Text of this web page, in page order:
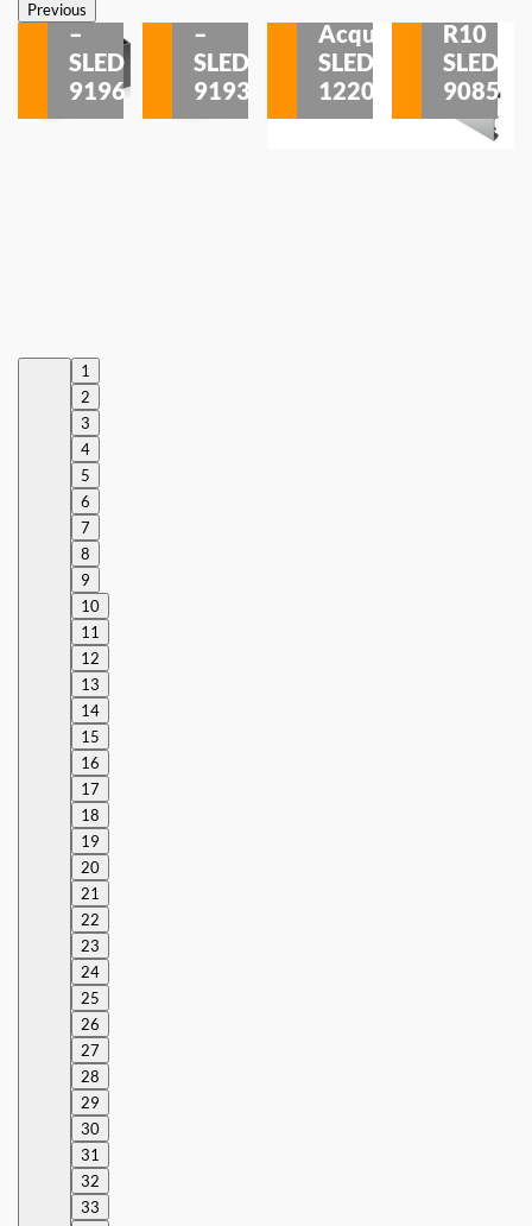
Previous
–
SLED
9196
–
SLED
9193
Acqua
SLED
1220
R10
SLED
9085
1
2
3
4
5
6
7
8
9
10
11
12
13
14
15
16
17
18
19
20
21
22
23
24
25
26
27
28
29
30
31
32
33